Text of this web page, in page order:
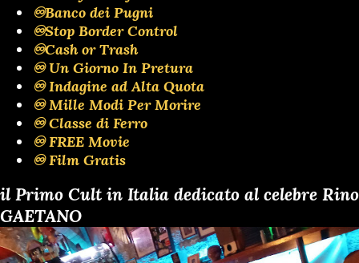
♾️Banco dei Pugni
♾️Stop Border Control
♾️Cash or Trash
♾️ Un Giorno In Pretura
♾️ Indagine ad Alta Quota
♾️ Mille Modi Per Morire
♾️ Classe di Ferro
♾️ FREE Movie
♾️ Film Gratis
il Primo Cult in Italia dedicato al celebre Rino
GAETANO